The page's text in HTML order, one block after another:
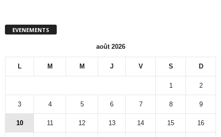
EVENEMENTS
août 2026
L M M J V S D
1 2
3 4 5 6 7 8 9
10 11 12 13 14 15 16